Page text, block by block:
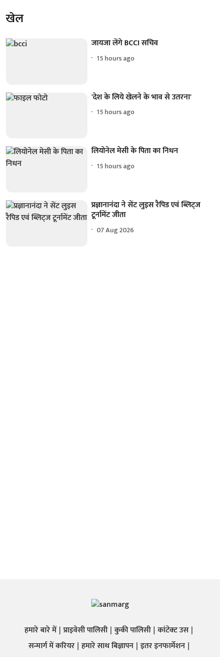
खेल
जायजा लेंगे BCCI सचिव
15 hours ago
'देश के लिये खेलने के भाव से उतरना'
15 hours ago
लियोनेल मेसी के पिता का निधन
15 hours ago
प्रज्ञानानंदा ने सेंट लुइस रैपिड एवं ब्लिट्ज
टूर्नामेंट जीता
07 Aug 2026
हमारे बारे में प्राइवेसी पालिसी कुकी पालिसी कांटेक्ट उस
सन्मार्ग में करियर हमारे साथ बिज्ञापन इतर इनफार्मेशन